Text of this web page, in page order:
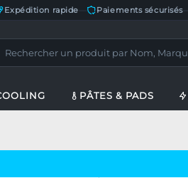
Expédition rapide Paiements sécurisés—
PÂTES & PADS